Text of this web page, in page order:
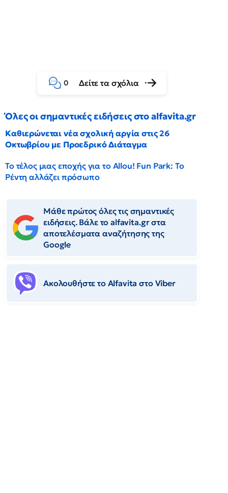
0 Δείτε τα σχόλια
Όλες οι σημαντικές ειδήσεις στο alfavita.gr
Καθιερώνεται νέα σχολική αργία στις 26
Οκτωβρίου με Προεδρικό Διάταγμα
Το τέλος μιας εποχής για το Allou! Fun Park: Το
Ρέντη αλλάζει πρόσωπο
Μάθε πρώτος όλες τις σημαντικές
ειδήσεις. Βάλε το alfavita.gr στα
αποτελέσματα αναζήτησης της
Google
Ακολουθήστε το Αlfavita στο Viber